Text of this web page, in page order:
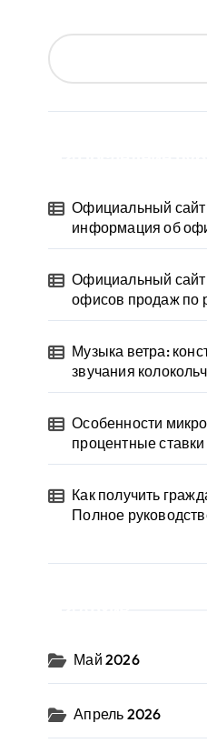
Официальный сайт
информация об
Официальный сайт
офисов продаж по
Музыка ветра:
звучания
Особенности
процентные
Как получить
Полное
Май 2026
Апрель 2026